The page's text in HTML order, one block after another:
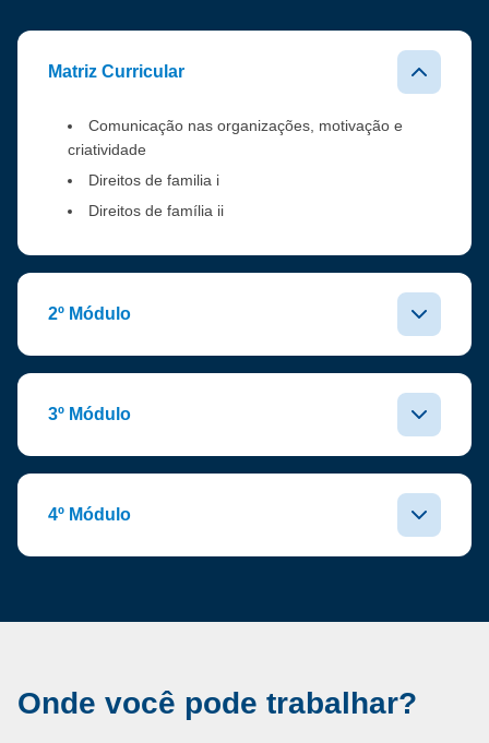
Matriz Curricular
Comunicação nas organizações, motivação e
criatividade
Direitos de familia i
Direitos de família ii
2º Módulo
3º Módulo
4º Módulo
Onde você pode trabalhar?